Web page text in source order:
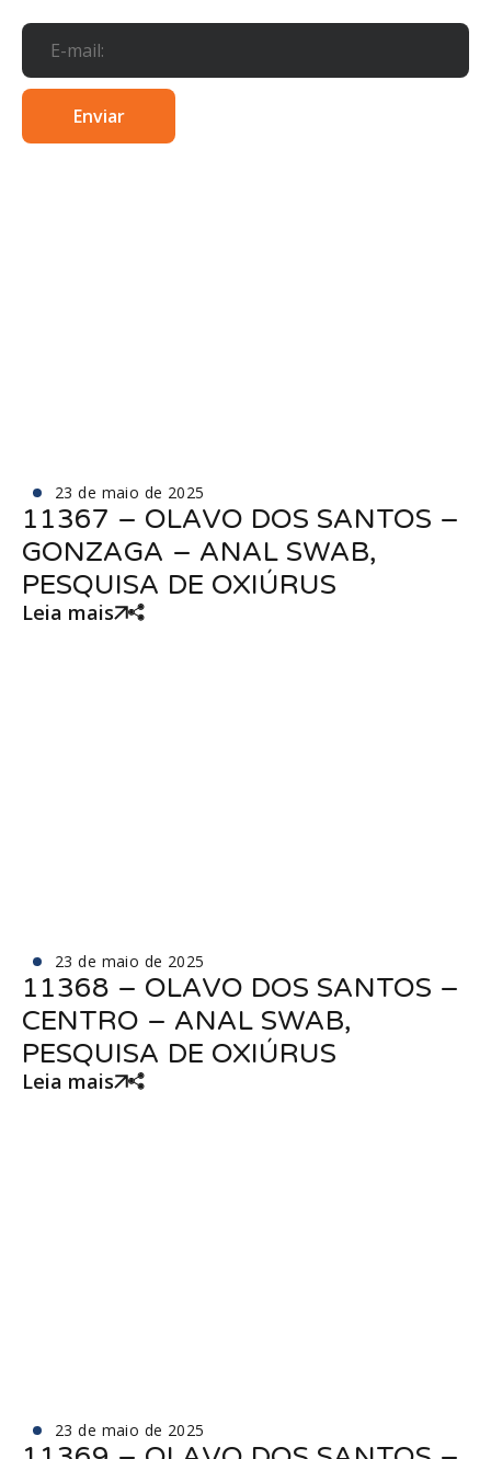
23 de maio de 2025
11367 – OLAVO DOS SANTOS –
GONZAGA – ANAL SWAB,
PESQUISA DE OXIÚRUS
Leia mais
23 de maio de 2025
11368 – OLAVO DOS SANTOS –
CENTRO – ANAL SWAB,
PESQUISA DE OXIÚRUS
Leia mais
23 de maio de 2025